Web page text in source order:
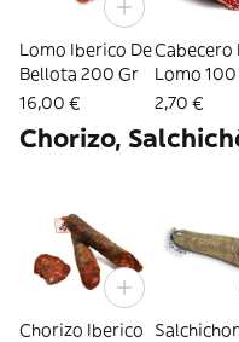
Lomo Iberico De
Bellota 200 Gr
16,00 €
Cabecero
Lomo
2,70 €
Chorizo,
Chorizo Iberico